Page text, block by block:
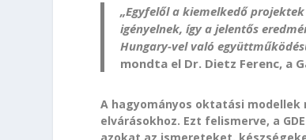
„Egyfelől a kiemelkedő
igényelnek, így a jelentős
Hungary-vel való
mondta el Dr. Dietz Ferenc, a
A hagyományos oktatási modellek
elvárásokhoz. Ezt felismerve, a
azokat az ismereteket,